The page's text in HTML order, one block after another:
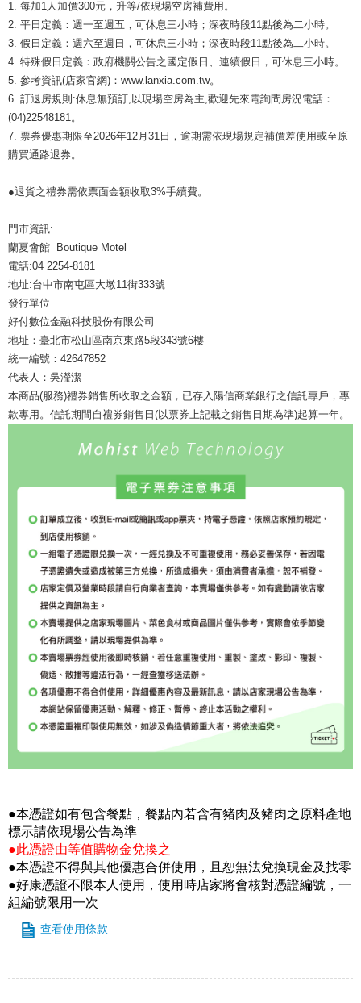
1. 每加1人加價300元，升等/依現場空房補費用。
2. 平日定義：週一至週五，可休息三小時；深夜時段11點後為二小時。
3. 假日定義：週六至週日，可休息三小時；深夜時段11點後為二小時。
4. 特殊假日定義：政府機關公告之國定假日、連續假日，可休息三小時。
5. 參考資訊(店家官網)：www.lanxia.com.tw。
6. 訂退房規則:休息無預訂,以現場空房為主,歡迎先來電詢問房況電話：
(04)22548181。
7. 票券優惠期限至2026年12月31日，逾期需依現場規定補價差使用或至原
購買通路退券。
●退貨之禮券需依票面金額收取3%手續費。
門市資訊:
蘭夏會館 Boutique Motel
電話:04 2254-8181
地址:台中市南屯區大墩11街333號
發行單位
好付數位金融科技股份有限公司
地址：臺北市松山區南京東路5段343號6樓
統一編號：42647852
代表人：吳瀅潔
本商品(服務)禮券銷售所收取之金額，已存入陽信商業銀行之信託專戶，專
款專用。信託期間自禮券銷售日(以票券上記載之銷售日期為準)起算一年。
●本憑證如有包含餐點，餐點內若含有豬肉及豬肉之原料產地
標示請依現場公告為準
●此憑證由等值購物金兌換之
●本憑證不得與其他優惠合併使用，且恕無法兌換現金及找零
●好康憑證不限本人使用，使用時店家將會核對憑證編號，一
組編號限用一次
查看使用條款